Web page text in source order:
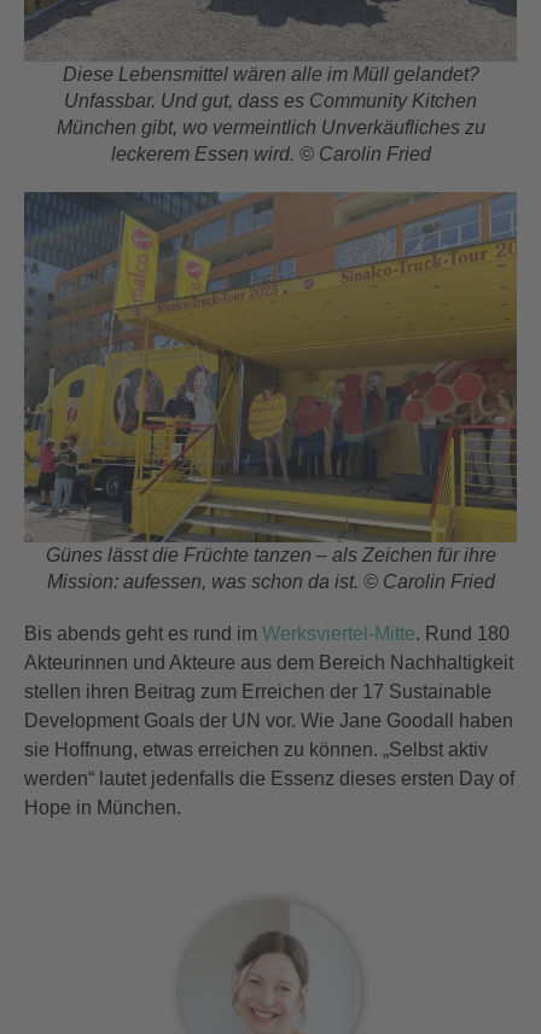
Diese Lebensmittel wären alle im Müll gelandet?
Unfassbar. Und gut, dass es Community Kitchen
München gibt, wo vermeintlich Unverkäufliches zu
leckerem Essen wird. © Carolin Fried
Günes lässt die Früchte tanzen – als Zeichen für ihre
Mission: aufessen, was schon da ist. © Carolin Fried
Bis abends geht es rund im Werksviertel-Mitte. Rund 180
Akteurinnen und Akteure aus dem Bereich Nachhaltigkeit
stellen ihren Beitrag zum Erreichen der 17 Sustainable
Development Goals der UN vor. Wie Jane Goodall haben
sie Hoffnung, etwas erreichen zu können. „Selbst aktiv
werden“ lautet jedenfalls die Essenz dieses ersten Day of
Hope in München.